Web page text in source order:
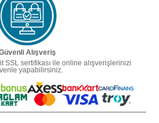
Alışveriş
SSL sertifikası ile online alışverişlerinizi
yapabilirsiniz.